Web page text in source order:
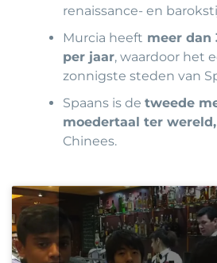
renaissance- en
Murcia heeft meer dan
per jaar, waardoor het
zonnigste steden van
Spaans is detweede
moedertaal ter wereld,
Chinees.